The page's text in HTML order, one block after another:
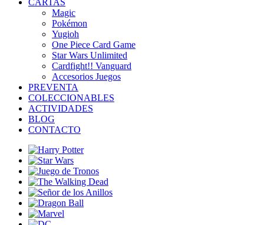
Magic
Pokémon
Yugioh
One Piece Card Game
Star Wars Unlimited
Cardfight!! Vanguard
Accesorios Juegos
PREVENTA
COLECCIONABLES
ACTIVIDADES
BLOG
CONTACTO